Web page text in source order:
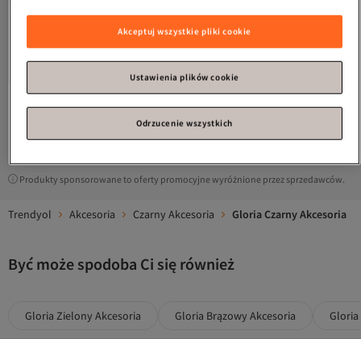
Settems Czarna Vintage
Darmowa wysyłka
1
Produkty sponsorowane to oferty promocyjne wyróżnione przez sprzedawców.
Trendyol Akcesoria Czarny Akcesoria Gloria Czarny Akcesoria
Być może spodoba Ci się również
Gloria Zielony Akcesoria Gloria Brązowy Akcesoria Gloria
Akceptuj wszystkie pliki cookie
Ustawienia plików cookie
Odrzucenie wszystkich